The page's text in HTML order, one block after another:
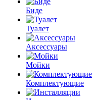
Биде
Туалет
Аксессуары
Мойки
Комплектующие